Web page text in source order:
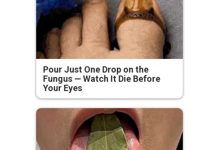
Pour Just One Drop on the
Fungus — Watch It Die Before
Your Eyes